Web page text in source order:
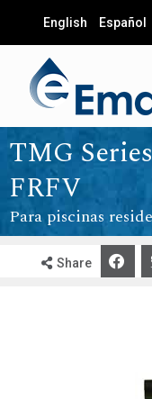
English Español
TMG
FRFV
Para piscinas
Share